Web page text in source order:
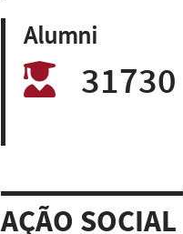
Alumni
31730
AÇÃO SOCIAL